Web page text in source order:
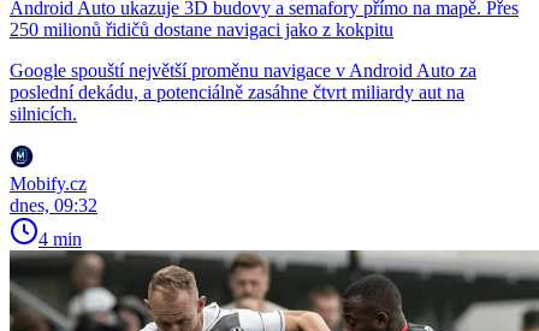
Android Auto ukazuje 3D budovy a semafory přímo na mapě. Přes
250 milionů řidičů dostane navigaci jako z kokpitu
Google spouští největší proměnu navigace v Android Auto za
poslední dekádu, a potenciálně zasáhne čtvrt miliardy aut na
silnicích.
Mobify.cz
dnes, 09:32
4 min